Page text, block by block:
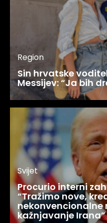
Region
Sin hrvatske
Messijev: “Ja bih
Svijet
Procurio interni
“Tražimo nove,
nekonvencionalne
kažnjavanje Irana”